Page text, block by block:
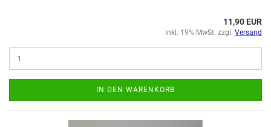
11,90 EUR
inkl. 19% MwSt. zzgl. Versand
IN DEN WARENKORB